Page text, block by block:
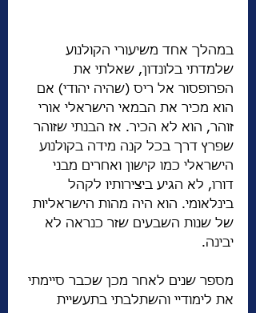
במהלך אחד משיעורי הקולנוע
שלמדתי בלונדון, שאלתי את
הפרופסור אל ריס (שהיה יהודי) אם
הוא מכיר את הבמאי הישראלי אורי
זוהר, הוא לא הכיר. אז הבנתי שזוהר
שפרץ דרך בכל קנה מידה בקולנוע
הישראלי כמו קישון ואחרים מבני
דורו, לא הגיע ביצירותיו לקהל
בינלאומי. הוא היה מהות הישראליות
של שנות השבעים שזר כנראה לא
יבינה.
מספר שנים לאחר מכן שכבר סיימתי
את לימודיי והשתלבתי בתעשיית